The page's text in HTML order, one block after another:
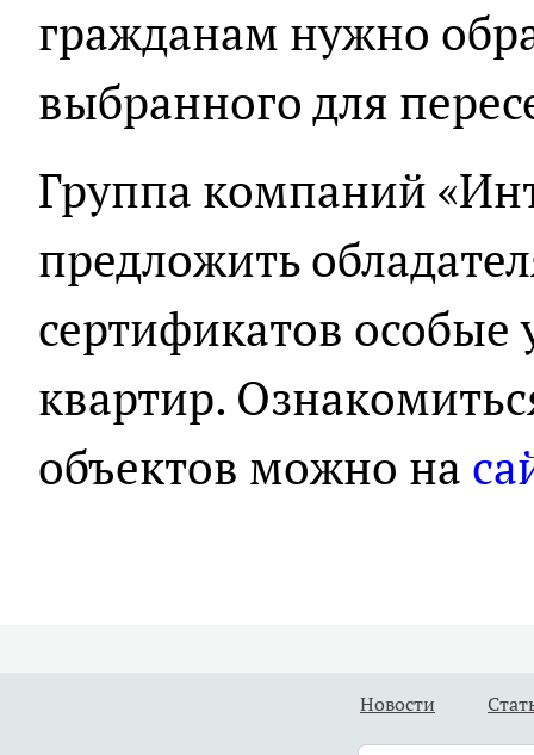
гражданам нужно
выбранного для
Группа компаний
предложить
сертификатов особые
квартир.
объектов можно на
Новости